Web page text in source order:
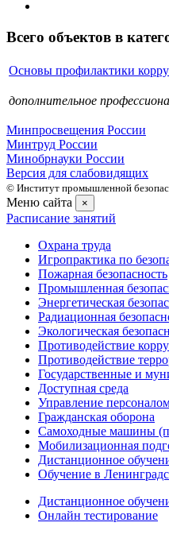
Всего объектов в
Основы профилактики
дополнительное
Минпросвещения России
Минтруд России
Минобрнауки России
Версия для слабовидящих
© Институт промышленной
Меню сайта ×
Расписание занятий
Охрана труда
Игропрактика по
Пожарная безопасность
Промышленная
Энергетическая
Радиационная
Экологическая
Противодействие
Противодействие
Государственные и
Доступная среда
Управление
Гражданская оборона
Самоходные машины
Мобилизационная
Дистанционное
Обучение в
Дистанционное
Онлайн тестирование